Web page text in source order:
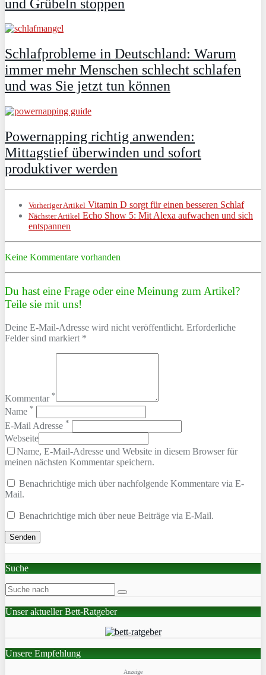
und Grübeln stoppen
Schlafprobleme in Deutschland: Warum
immer mehr Menschen schlecht schlafen
und was Sie jetzt tun können
Powernapping richtig anwenden:
Mittagstief überwinden und sofort
produktiver werden
Vorheriger Artikel Vitamin D sorgt für einen besseren Schlaf
Nächster Artikel Echo Show 5: Mit Alexa aufwachen und sich
entspannen
Keine Kommentare vorhanden
Du hast eine Frage oder eine Meinung zum Artikel?
Teile sie mit uns!
Deine E-Mail-Adresse wird nicht veröffentlicht. Erforderliche
Felder sind markiert *
Kommentar *
Name *
E-Mail Adresse *
Webseite
Name, E-Mail-Adresse und Website in diesem Browser für
meinen nächsten Kommentar speichern.
Benachrichtige mich über nachfolgende Kommentare via E-
Mail.
Benachrichtige mich über neue Beiträge via E-Mail.
Suche
Unser aktueller Bett-Ratgeber
Unsere Empfehlung
Anzeige